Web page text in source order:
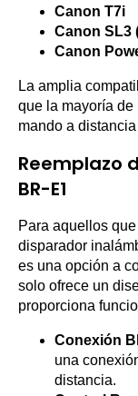
Canon T7i
Canon SL3
Canon
La amplia
que la mayoría de
mando a
Reemplazo
BR-E1
Para aquellos
disparador
es una opción a
solo ofrece un
proporciona
Conexión
una
distancia.